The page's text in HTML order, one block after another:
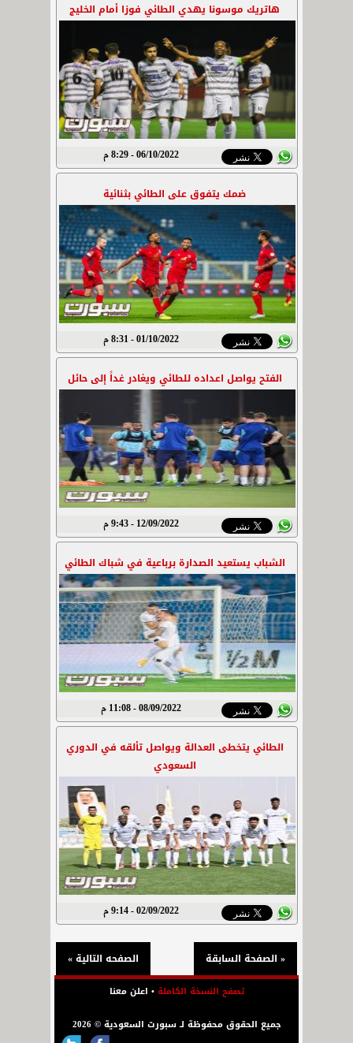
هاتريك موسونا يهدي الطائي فوزا أمام الخليج
06/10/2022 - 8:29 م
ضمك يتفوق على الطائي بثنائية
01/10/2022 - 8:31 م
الفتح يواصل اعداده للطائي ويغادر غداً إلى حائل
12/09/2022 - 9:43 م
الشباب يستعيد الصدارة برباعية في شباك الطائي
08/09/2022 - 11:08 م
الطائي يتخطى العدالة ويواصل تألقه في الدوري
السعودي
02/09/2022 - 9:14 م
الصفحه التالية » « الصفحة السابقة
تصفح النسخة الكاملة• اعلن معنا
جميع الحقوق محفوظة لـ سبورت السعودية © 2026